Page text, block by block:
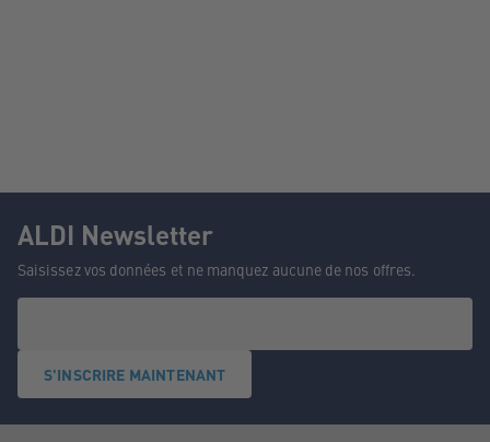
ALDI Newsletter
Saisissez vos données et ne manquez aucune de nos offres.
S'INSCRIRE MAINTENANT